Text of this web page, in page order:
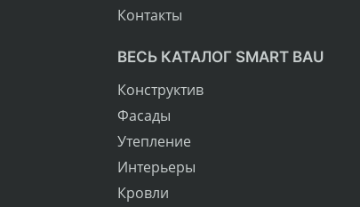
Контакты
ВЕСЬ КАТАЛОГ SMART BAU
Конструктив
Фасады
Утепление
Интерьеры
Кровли